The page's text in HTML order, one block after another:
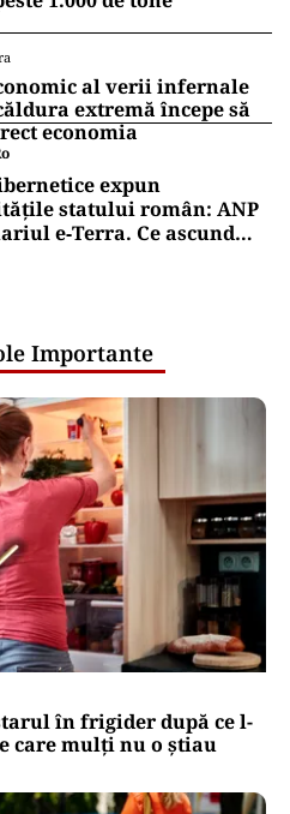
Rusiei la ONU, Vasili
României este
cu toate știrile? Urmărește
de WhatsApp
1.000 de tone
al verii infernale
extremă începe să
economia
expun
statului român: ANP
e‑Terra. Ce ascund
oficiale și cine răspunde
IT a instituțiilor
Importante